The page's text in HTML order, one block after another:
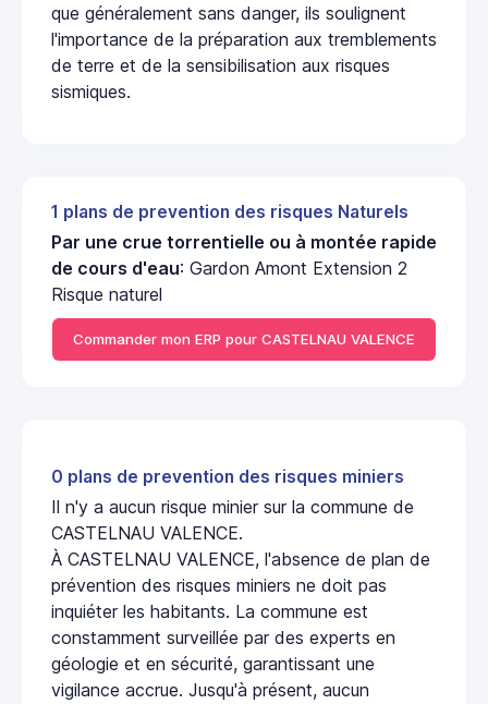
que généralement sans danger, ils soulignent
l'importance de la préparation aux tremblements
de terre et de la sensibilisation aux risques
sismiques.
1 plans de prevention des risques Naturels
Par une crue torrentielle ou à montée rapide
de cours d'eau: Gardon Amont Extension 2
Risque naturel
Commander mon ERP pour CASTELNAU VALENCE
0 plans de prevention des risques miniers
Il n'y a aucun risque minier sur la commune de
CASTELNAU VALENCE.
À CASTELNAU VALENCE, l'absence de plan de
prévention des risques miniers ne doit pas
inquiéter les habitants. La commune est
constamment surveillée par des experts en
géologie et en sécurité, garantissant une
vigilance accrue. Jusqu'à présent, aucun